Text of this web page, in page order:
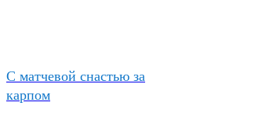
С матчевой снастью за
карпом